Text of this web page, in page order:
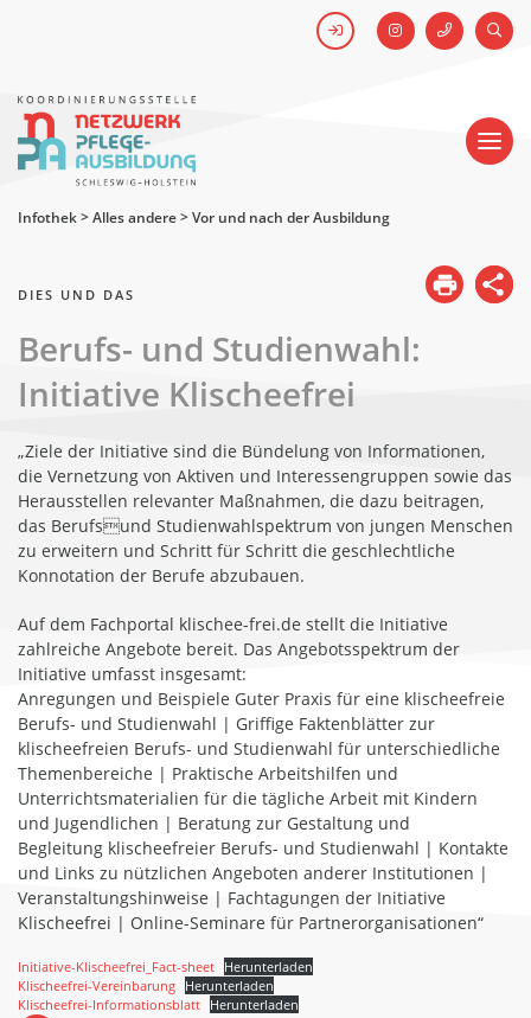
FACEBOOK
Holstein
Infothek>Alles andere>Vor und nach der Ausbildung
DIES UND DAS
Berufs- und Studienwahl:
Initiative Klischeefrei
„Ziele der Initiative sind die Bündelung von Informationen,
die Vernetzung von Aktiven und Interessengruppen sowie das
Herausstellen relevanter Maßnahmen, die dazu beitragen,
das Berufsund Studienwahlspektrum von jungen Menschen
zu erweitern und Schritt für Schritt die geschlechtliche
Konnotation der Berufe abzubauen.
Auf dem Fachportal klischee-frei.de stellt die Initiative
zahlreiche Angebote bereit. Das Angebotsspektrum der
Initiative umfasst insgesamt:
Anregungen und Beispiele Guter Praxis für eine klischeefreie
Berufs- und Studienwahl | Griffige Faktenblätter zur
klischeefreien Berufs- und Studienwahl für unterschiedliche
Themenbereiche | Praktische Arbeitshilfen und
Unterrichtsmaterialien für die tägliche Arbeit mit Kindern
und Jugendlichen | Beratung zur Gestaltung und
Begleitung klischeefreier Berufs- und Studienwahl | Kontakte
und Links zu nützlichen Angeboten anderer Institutionen |
Veranstaltungshinweise | Fachtagungen der Initiative
Klischeefrei | Online-Seminare für Partnerorganisationen“
Initiative-Klischeefrei_Fact-sheet Herunterladen
Klischeefrei-Vereinbarung Herunterladen
Klischeefrei-Informationsblatt Herunterladen